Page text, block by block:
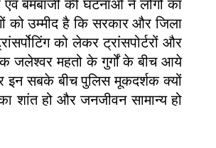
को उम्मीद है कि सरकार और जिला
को लेकर ट्रांसपोर्टरों और
जलेश्वर महतो के गुर्गों के बीच आये
इन सबके बीच पुलिस मूकदर्शक क्यों
शांत हो और जनजीवन सामान्य हो